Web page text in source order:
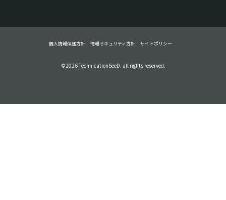
©2026 TechnicationSeeD. all rights reserved.
個人情報保護方針 情報セキュリティ方針 サイトポリシー